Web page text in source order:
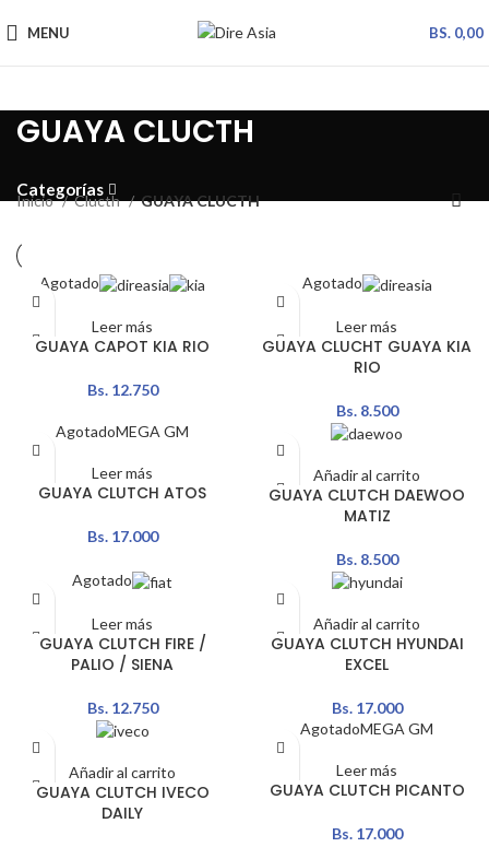
MENU BS. 0,00
GUAYA CLUCTH
Categorías
Inicio Clucth GUAYA CLUCTH
Agotado
Leer más
GUAYA CAPOT KIA RIO
Bs.12.750
Agotado
Leer más
GUAYA CLUCHT GUAYA KIA
RIO
Bs.8.500
AgotadoMEGA GM
Leer más
GUAYA CLUTCH ATOS
Bs.17.000
Añadir al carrito
GUAYA CLUTCH DAEWOO
MATIZ
Bs.8.500
Agotado
Leer más
GUAYA CLUTCH FIRE /
PALIO / SIENA
Bs.12.750
Añadir al carrito
GUAYA CLUTCH HYUNDAI
EXCEL
Bs.17.000
Añadir al carrito
GUAYA CLUTCH IVECO
DAILY
AgotadoMEGA GM
Leer más
GUAYA CLUTCH PICANTO
Bs.17.000